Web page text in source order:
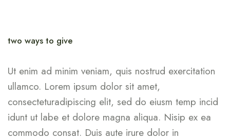
two ways to give
Ut enim ad minim veniam, quis nostrud exercitation
ullamco. Lorem ipsum dolor sit amet,
consecteturadipiscing elit, sed do eiusm temp incid
idunt ut labe et dolore magna aliqua. Nisip ex ea
commodo consat. Duis aute irure dolor in